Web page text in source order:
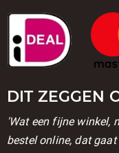
DIT ZEGGEN
'Wat een fijne winkel,
bestel online, dat gaat